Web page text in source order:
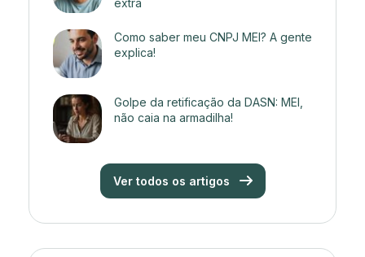
extra
Como saber meu CNPJ MEI? A gente
explica!
Golpe da retificação da DASN: MEI,
não caia na armadilha!
Ver todos os artigos